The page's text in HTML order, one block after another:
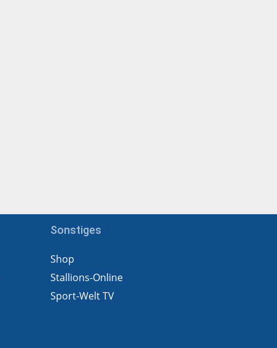
Sonstiges
Shop
Stallions-Online
Sport-Welt TV